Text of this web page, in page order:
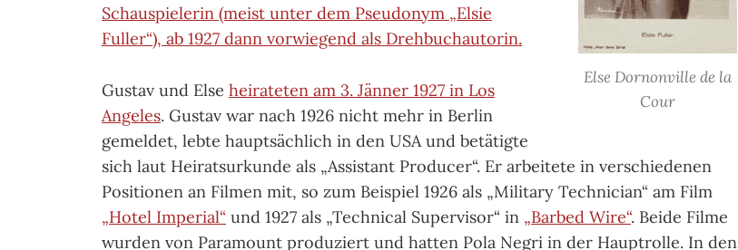
Else Dornonville de la
Cour
Schauspielerin (meist unter dem Pseudonym „Elsie
Fuller“), ab 1927 dann vorwiegend als Drehbuchautorin.
Gustav und Else heirateten am 3. Jänner 1927 in Los
Angeles. Gustav war nach 1926 nicht mehr in Berlin
gemeldet, lebte hauptsächlich in den USA und betätigte
sich laut Heiratsurkunde als „Assistant Producer“. Er arbeitete in verschiedenen
Positionen an Filmen mit, so zum Beispiel 1926 als „Military Technician“ am Film
„Hotel Imperial“ und 1927 als „Technical Supervisor“ in „Barbed Wire“. Beide Filme
wurden von Paramount produziert und hatten Pola Negri in der Hauptrolle. In den